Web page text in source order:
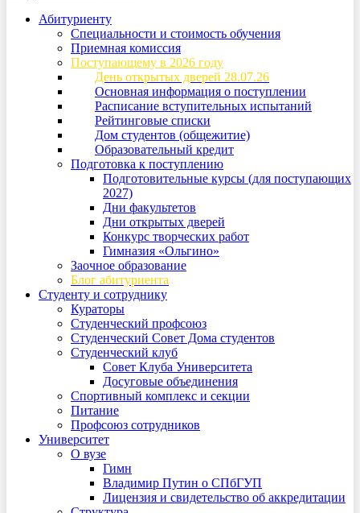
Абитуриенту
Специальности и стоимость обучения
Приемная комиссия
Поступающему в 2026 году
День открытых дверей 28.07.26
Основная информация о поступлении
Расписание вступительных испытаний
Рейтинговые списки
Дом студентов (общежитие)
Образовательный кредит
Подготовка к поступлению
Подготовительные курсы (для поступающих
2027)
Дни факультетов
Дни открытых дверей
Конкурс творческих работ
Гимназия «Ольгино»
Заочное образование
Блог абитуриента
Студенту и сотруднику
Кураторы
Студенческий профсоюз
Студенческий Совет Дома студентов
Студенческий клуб
Совет Клуба Университета
Досуговые объединения
Спортивный комплекс и секции
Питание
Профсоюз сотрудников
Университет
О вузе
Гимн
Владимир Путин о СПбГУП
Лицензия и свидетельство об аккредитации